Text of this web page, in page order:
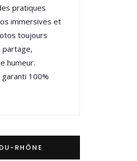
pratiques
immersives et
toujours
partage,
humeur.
garanti 100%
RHÔNE